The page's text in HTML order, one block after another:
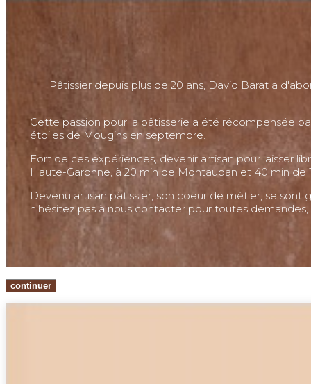
Pâtissier depuis plus de 20 ans, David Barat a
Cette passion pour la pâtisserie a été récompensée
étoiles de Mougins en septembre.
Fort de ces expériences, devenir artisan pour laisser
Haute-Garonne, à 20 min de Montauban et 40 min de
Devenu artisan pâtissier, son coeur de métier, se
n’hésitez pas à nous contacter pour toutes